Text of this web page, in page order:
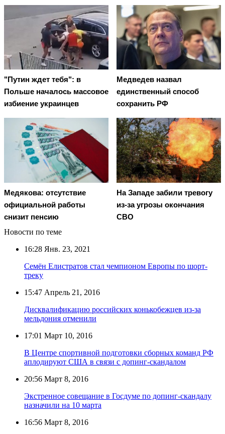
"Путин ждет тебя": в
Польше началось массовое
избиение украинцев
Медведев назвал
единственный способ
сохранить РФ
Медякова: отсутствие
официальной работы
снизит пенсию
На Западе забили тревогу
из-за угрозы окончания
СВО
Новости по теме
16:28 Янв. 23, 2021
Семён Елистратов стал чемпионом Европы по шорт-
треку
15:47 Апрель 21, 2016
Дисквалификацию российских конькобежцев из-за
мельдония отменили
17:01 Март 10, 2016
В Центре спортивной подготовки сборных команд РФ
аплодируют США в связи с допинг-скандалом
20:56 Март 8, 2016
Экстренное совещание в Госдуме по допинг-скандалу
назначили на 10 марта
16:56 Март 8, 2016